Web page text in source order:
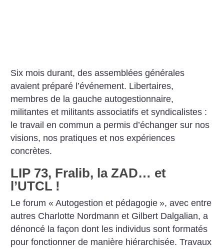
Six mois durant, des assemblées générales
avaient préparé l’événement. Libertaires,
membres de la gauche autogestionnaire,
militantes et militants associatifs et syndicalistes :
le travail en commun a permis d’échanger sur nos
visions, nos pratiques et nos expériences
concrètes.
LIP 73, Fralib, la ZAD… et
l’UTCL !
Le forum « Autogestion et pédagogie », avec entre
autres Charlotte Nordmann et Gilbert Dalgalian, a
dénoncé la façon dont les individus sont formatés
pour fonctionner de manière hiérarchisée. Travaux